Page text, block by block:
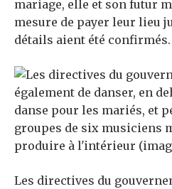
mariage, elle et son futur
mesure de payer leur lieu
détails aient été confirmés.
Les directives du